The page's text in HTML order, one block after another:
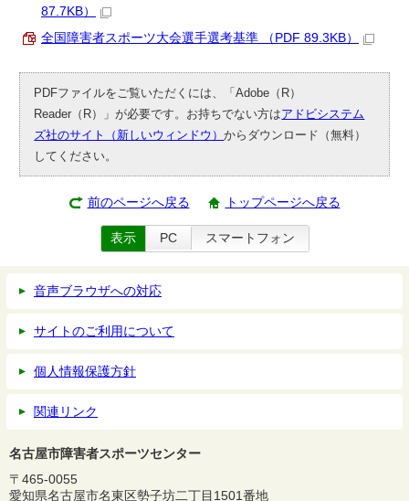
87.7KB）
全国障害者スポーツ大会選手選考基準 （PDF 89.3KB）
PDFファイルをご覧いただくには、「Adobe（R）
Reader（R）」が必要です。お持ちでない方はアドビシステム
ズ社のサイト（新しいウィンドウ）からダウンロード（無料）
してください。
前のページへ戻る トップページへ戻る
表示 PC スマートフォン
音声ブラウザへの対応
サイトのご利用について
個人情報保護方針
関連リンク
名古屋市障害者スポーツセンター
〒465-0055
愛知県名古屋市名東区勢子坊二丁目1501番地